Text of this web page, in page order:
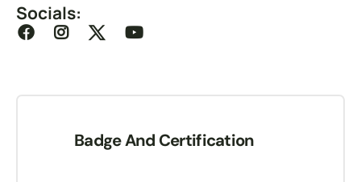
Socials:
Badge And Certification